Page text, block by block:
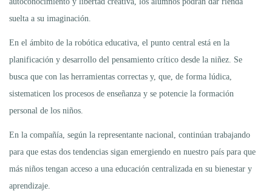
suelta a su imaginación.
En el ámbito de la robótica educativa, el punto central está en la
planificación y desarrollo del pensamiento crítico desde la niñez. Se
busca que con las herramientas correctas y, que, de forma lúdica,
sistematicen los procesos de enseñanza y se potencie la formación
personal de los niños.
En la compañía, según la representante nacional, continúan trabajando
para que estas dos tendencias sigan emergiendo en nuestro país para que
más niños tengan acceso a una educación centralizada en su bienestar y
aprendizaje.